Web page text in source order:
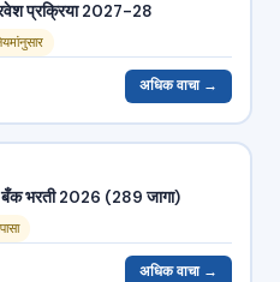
प्रक्रिया 2027-28
अधिक वाचा →
बँक भरती 2026 (289 जागा)
अधिक वाचा →